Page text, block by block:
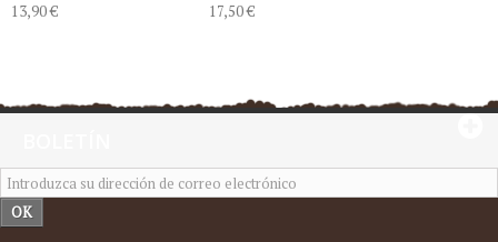
13,90 €
17,50 €
OK